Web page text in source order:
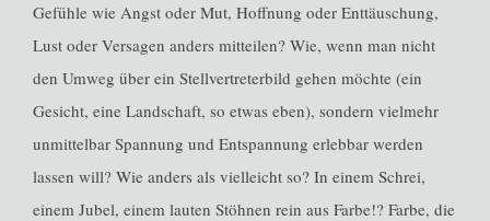
Gefühle wie Angst oder Mut, Hoffnung oder Enttäuschung,
Lust oder Versagen anders mitteilen? Wie, wenn man nicht
den Umweg über ein Stellvertreterbild gehen möchte (ein
Gesicht, eine Landschaft, so etwas eben), sondern vielmehr
unmittelbar Spannung und Entspannung erlebbar werden
lassen will? Wie anders als vielleicht so? In einem Schrei,
einem Jubel, einem lauten Stöhnen rein aus Farbe!? Farbe, die